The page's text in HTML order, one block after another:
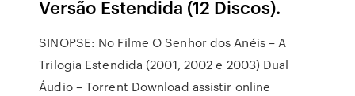
Versão Estendida (12 Discos).
SINOPSE: No Filme O Senhor dos Anéis – A
Trilogia Estendida (2001, 2002 e 2003) Dual
Áudio – Torrent Download assistir online